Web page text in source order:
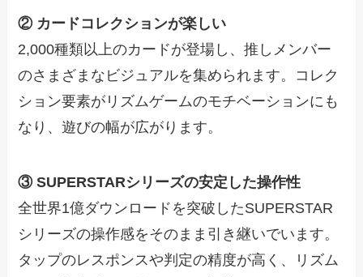
② カードコレクションが楽しい
2,000種類以上のカードが登場し、推しメンバー
のさまざまなビジュアルを集められます。コレク
ション要素がリズムゲームのモチベーションにも
なり、遊びの幅が広がります。
③ SUPERSTARシリーズの安定した操作性
全世界1億ダウンロードを突破したSUPERSTAR
シリーズの操作感をそのまま引き継いでいます。
タップのレスポンスや判定の精度が高く、リズム